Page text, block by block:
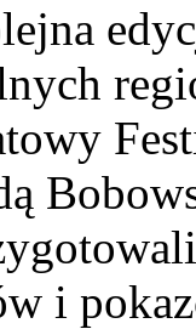
i